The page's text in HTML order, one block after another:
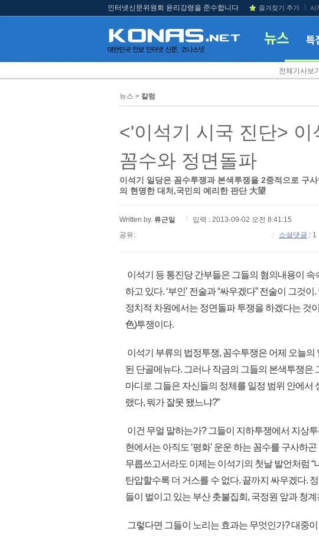
인터넷신문위원회 윤리강령을 준수합니다 즐겨찾기 추가 시
전체기사보기
뉴스 > 칼럼
<'이석기 시국 진단>
꼼수와 정면돌파
이석기 일당은 꼼수투쟁과 본색투쟁을 2중적으로 구
의 현명한 대처,국민의 예리한 판단 大望
Written by. 류근일
입력 : 2013-09-02 오전 8:41:15
공유:
소셜댓글 : 1
이석기 등 통진당 간부들은 그들의 혐의내용이
하고 있다. ‘부인’ 전술과 “싸우겠다” 전술이 그것
정치적 차원에서는 정면돌파 투쟁을 하겠다는 것
色)투쟁이다.
이석기 부류의 법정투쟁, 꼼수투쟁은 어제 오늘
된 단골메뉴다. 그러나 작금의 그들의 본색투쟁은
마디로 그들은 자신들의 정체를 일정 범위 안에서
랬다, 뭐가 잘못 됐느냐?”
이건 무얼 말하는가? 그들이 지하투쟁에서 지상
현에서는 아직도 ‘평화’ 운운 하는 꼼수를 구사하
무릅쓰고서라도 이제는 이석기의 첫날 발언처럼
탄압할수록 더 거스를 수 없다. 끝까지 싸우겠다.
들이 벌이고 있는 부산 촛불집회, 국정원 앞과 청
그렇다면 그들이 노리는 효과는 무엇인가? 대중